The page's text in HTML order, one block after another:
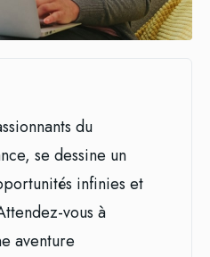
du
se dessine un
infinies et
vous à
aventure